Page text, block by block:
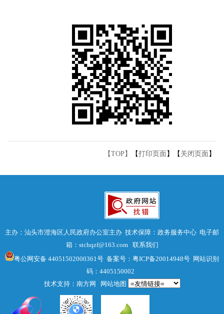
【TOP】 【打印页面 】【 关闭页面 】
主办：汕头市澄海区人民政府办公室主办 技术保障：政务服务中心 电子邮
箱：stchqzf@163.com 联系我们
粤公网安备 44051502000361号 备案号：粤ICP备20014948号 网站识别
码：4405150002
技术支持：南方网
网站地图